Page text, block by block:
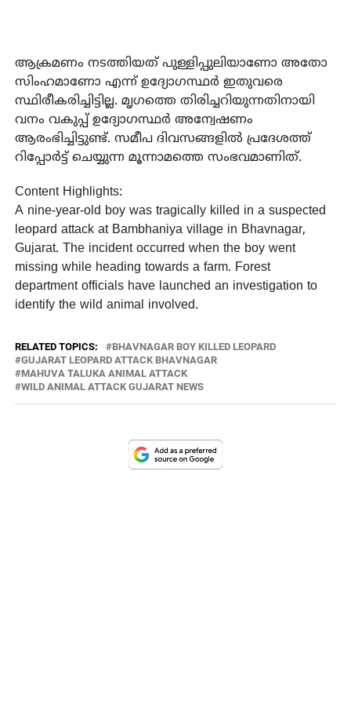
ആക്രമണം നടത്തിയത് പുള്ളിപ്പുലിയാണോ അതോ
സിംഹമാണോ എന്ന് ഉദ്യോഗസ്ഥര്‍ ഇതുവരെ
സ്ഥിരീകരിച്ചിട്ടില്ല. മൃഗത്തെ തിരിച്ചറിയുന്നതിനായി
വനം വകുപ്പ് ഉദ്യോഗസ്ഥര്‍ അന്വേഷണം
ആരംഭിച്ചിട്ടുണ്ട്. സമീപ ദിവസങ്ങളില്‍ പ്രദേശത്ത്
റിപ്പോര്‍ട്ട് ചെയ്യുന്ന മൂന്നാമത്തെ സംഭവമാണിത്.
Content Highlights:
A nine-year-old boy was tragically killed in a suspected
leopard attack at Bambhaniya village in Bhavnagar,
Gujarat. The incident occurred when the boy went
missing while heading towards a farm. Forest
department officials have launched an investigation to
identify the wild animal involved.
RELATED TOPICS:
BHAVNAGAR BOY KILLED LEOPARD
GUJARAT LEOPARD ATTACK BHAVNAGAR
MAHUVA TALUKA ANIMAL ATTACK
WILD ANIMAL ATTACK GUJARAT NEWS